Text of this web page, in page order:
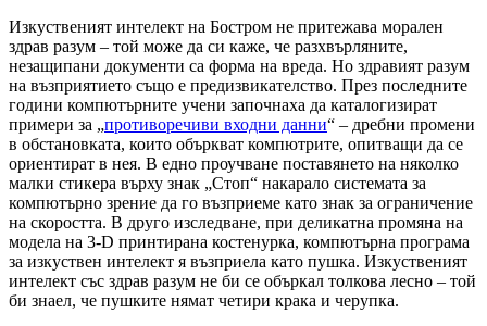
Изкуственият интелект на Бостром не притежава морален
здрав разум – той може да си каже, че разхвърляните,
незащипани документи са форма на вреда. Но здравият разум
на възприятието също е предизвикателство. През последните
години компютърните учени започнаха да каталогизират
примери за „противоречиви входни данни“ – дребни промени
в обстановката, които объркват компютрите, опитващи да се
ориентират в нея. В едно проучване поставянето на няколко
малки стикера върху знак „Стоп“ накарало системата за
компютърно зрение да го възприеме като знак за ограничение
на скоростта. В друго изследване, при деликатна промяна на
модела на 3-D принтирана костенурка, компютърна програма
за изкуствен интелект я възприела като пушка. Изкуственият
интелект със здрав разум не би се объркал толкова лесно – той
би знаел, че пушките нямат четири крака и черупка.